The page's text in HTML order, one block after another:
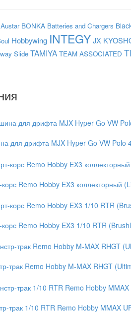
Austar BONKA Batteries and Chargers
Hobbywing INTEGYJX
Slide TAMIYA TEAM ASSOCIATED
для дрифта MJX Hyper Go VW Polo
Remo Hobby EX3 коллекторный
Remo Hobby EX3 1/10 RTR
трак Remo Hobby M-MAX RHGT
трак 1/10 RTR Remo Hobby MMAX